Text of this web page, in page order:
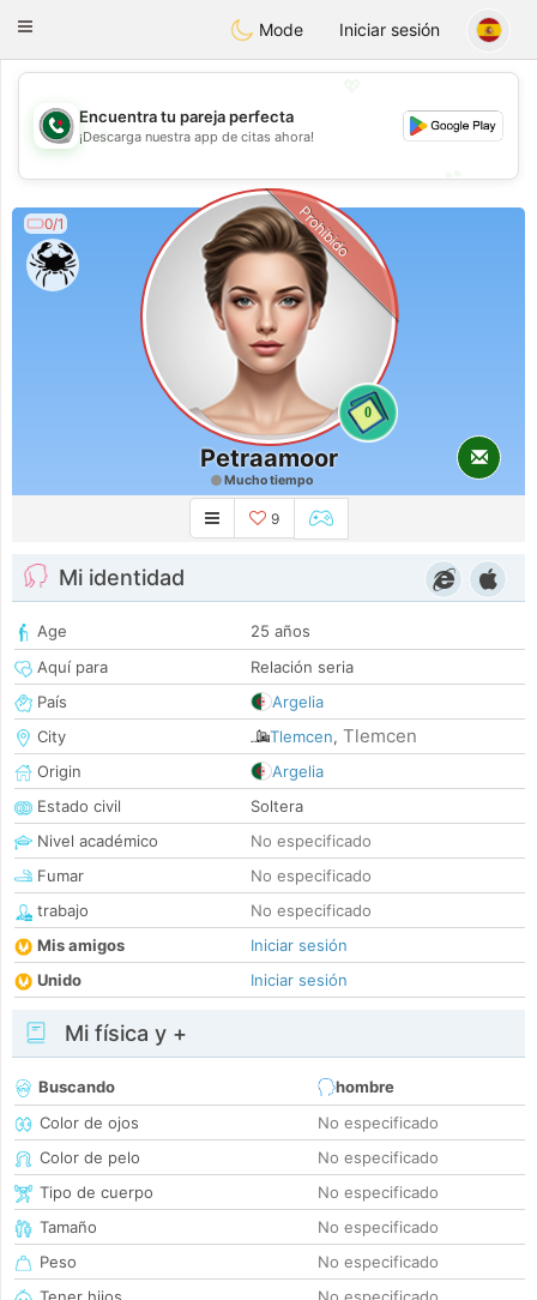
Weshrak
Toggle
Mode Iniciar sesión
💖
💕
Encuentra tu pareja perfecta
¡Descarga nuestra app de citas ahora!
0/1
0
Prohibido
Petraamoor
Mucho tiempo
9
Mi identidad
Age
25 años
Aquí para
Relación seria
País
Argelia
City
Tlemcen, Tlemcen
Origin
Argelia
Estado civil
Soltera
Nivel académico
No especificado
Fumar
No especificado
trabajo
No especificado
Mis amigos
Iniciar sesión
Unido
Iniciar sesión
Mi física y +
Buscando
hombre
Color de ojos
No especificado
Color de pelo
No especificado
Tipo de cuerpo
No especificado
Tamaño
No especificado
Peso
No especificado